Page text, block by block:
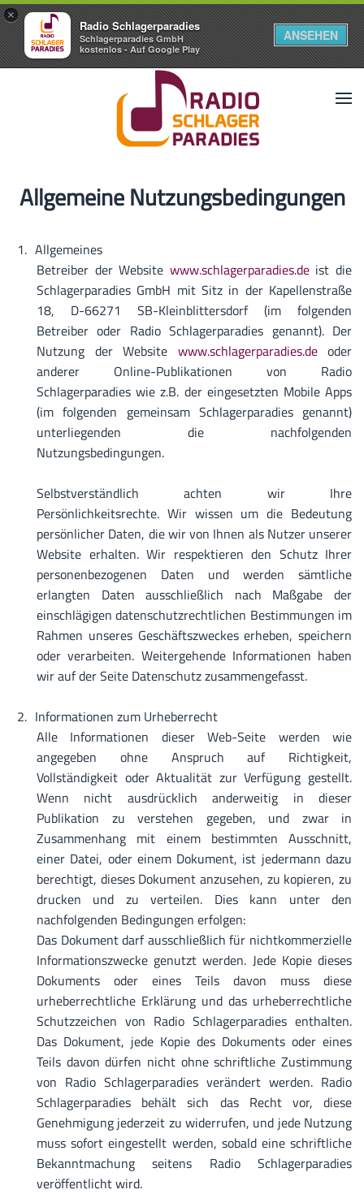
×
Radio Schlagerparadies
Schlagerparadies GmbH
kostenlos - Auf Google Play
ANSEHEN
Allgemeine Nutzungsbedingungen
Allgemeines
Betreiber der Website www.schlagerparadies.deist die
Schlagerparadies GmbH mit Sitz in der Kapellenstraße
18, D-66271 SB-Kleinblittersdorf (im folgenden
Betreiber oder Radio Schlagerparadies genannt). Der
Nutzung der Website www.schlagerparadies.deoder
anderer Online-Publikationen von Radio
Schlagerparadies wie z.B. der eingesetzten Mobile Apps
(im folgenden gemeinsam Schlagerparadies genannt)
unterliegenden die nachfolgenden
Nutzungsbedingungen.
Selbstverständlich achten wir Ihre
Persönlichkeitsrechte. Wir wissen um die Bedeutung
persönlicher Daten, die wir von Ihnen als Nutzer unserer
Website erhalten. Wir respektieren den Schutz Ihrer
personenbezogenen Daten und werden sämtliche
erlangten Daten ausschließlich nach Maßgabe der
einschlägigen datenschutzrechtlichen Bestimmungen im
Rahmen unseres Geschäftszweckes erheben, speichern
oder verarbeiten. Weitergehende Informationen haben
wir auf der Seite Datenschutz zusammengefasst.
Informationen zum Urheberrecht
Alle Informationen dieser Web-Seite werden wie
angegeben ohne Anspruch auf Richtigkeit,
Vollständigkeit oder Aktualität zur Verfügung gestellt.
Wenn nicht ausdrücklich anderweitig in dieser
Publikation zu verstehen gegeben, und zwar in
Zusammenhang mit einem bestimmten Ausschnitt,
einer Datei, oder einem Dokument, ist jedermann dazu
berechtigt, dieses Dokument anzusehen, zu kopieren, zu
drucken und zu verteilen. Dies kann unter den
nachfolgenden Bedingungen erfolgen:
Das Dokument darf ausschließlich für nichtkommerzielle
Informationszwecke genutzt werden. Jede Kopie dieses
Dokuments oder eines Teils davon muss diese
urheberrechtliche Erklärung und das urheberrechtliche
Schutzzeichen von Radio Schlagerparadies enthalten.
Das Dokument, jede Kopie des Dokuments oder eines
Teils davon dürfen nicht ohne schriftliche Zustimmung
von Radio Schlagerparadies verändert werden. Radio
Schlagerparadies behält sich das Recht vor, diese
Genehmigung jederzeit zu widerrufen, und jede Nutzung
muss sofort eingestellt werden, sobald eine schriftliche
Bekanntmachung seitens Radio Schlagerparadies
veröffentlicht wird.